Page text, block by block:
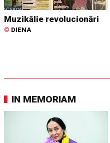
Muzikālie revolucionāri
© DIENA
IN MEMORIAM